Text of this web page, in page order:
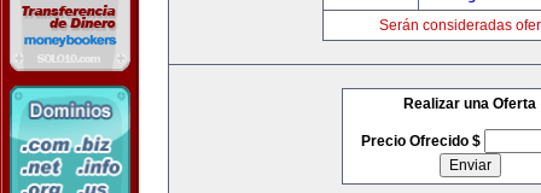
Serán consideradas
Realizar una Oferta
Precio Ofrecido $